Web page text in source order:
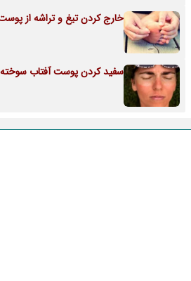
خارج کردن تیغ و تراشه از
سفید کردن پوست آفتاب